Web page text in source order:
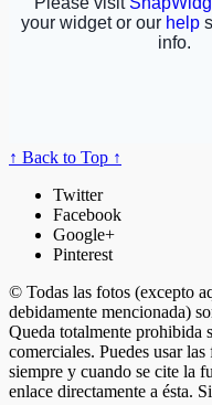
↑ Back to Top ↑
Twitter
Facebook
Google+
Pinterest
© Todas las fotos (excepto
debidamente mencionada)
Queda totalmente prohibida
comerciales. Puedes usar
siempre y cuando se cite la
enlace directamente a ésta.